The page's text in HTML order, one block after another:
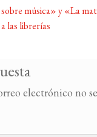
música» y «La
las librerías
electrónico no